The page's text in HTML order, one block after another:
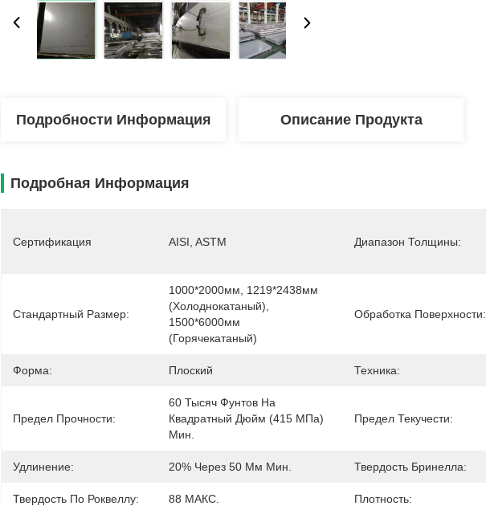
Подробности Информация Описание Продукта
Подробная Информация
Сертификация AISI, ASTM Диапазон Толщины:
Стандартный Размер:
1000*2000мм, 1219*2438мм
(холоднокатаный),
1500*6000мм
(горячекатаный)
Обработка Поверхности:
Форма: Плоский Техника:
Предел Прочности:
60 Тысяч Фунтов На
Квадратный Дюйм (415 МПа)
Мин.
Предел Текучести:
Удлинение: 20% Через 50 Мм Мин. Твердость Бринелла:
Твердость По Роквеллу: 88 МАКС. Плотность: